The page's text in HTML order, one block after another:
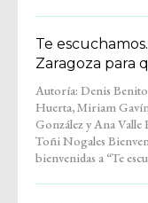
Te
Zaragoza para
Autoría: Denis
Huerta, Miriam
González y Ana Valle Edición:
Toñi Nogales Bienvenidos y
bienvenidas a “Te
Voces de quienes
Zaragoza para
espacio tranquilo, hecho para
escuchar sin prisas y